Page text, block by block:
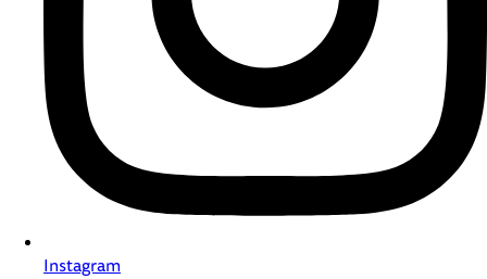
Instagram